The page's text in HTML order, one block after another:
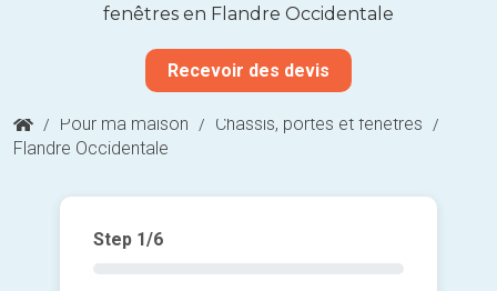
fenêtres en Flandre Occidentale
Recevoir des devis
/ Pour ma maison / Châssis, portes et fenêtres /
Flandre Occidentale
Step 1/6